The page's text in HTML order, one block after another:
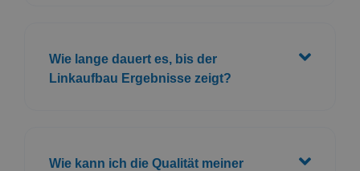
Wie lange dauert es, bis der
Linkaufbau Ergebnisse zeigt?
Wie kann ich die Qualität meiner